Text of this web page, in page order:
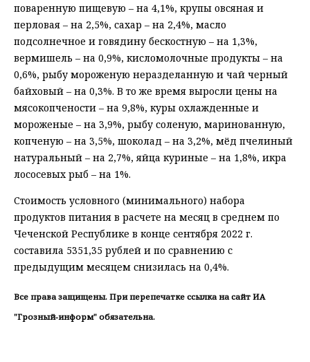
поваренную пищевую – на 4,1%, крупы овсяная и
перловая – на 2,5%, сахар – на 2,4%, масло
подсолнечное и говядину бескостную – на 1,3%,
вермишель – на 0,9%, кисломолочные продукты – на
0,6%, рыбу мороженую неразделанную и чай черный
байховый – на 0,3%. В то же время выросли цены на
мясокопчености – на 9,8%, куры охлажденные и
мороженые – на 3,9%, рыбу соленую, маринованную,
копченую – на 3,5%, шоколад – на 3,2%, мёд пчелиный
натуральный – на 2,7%, яйца куриные – на 1,8%, икра
лососевых рыб – на 1%.
Стоимость условного (минимального) набора
продуктов питания в расчете на месяц в среднем по
Чеченской Республике в конце сентября 2022 г.
составила 5351,35 рублей и по сравнению с
предыдущим месяцем снизилась на 0,4%.
Все права защищены. При перепечатке ссылка на сайт ИА
"Грозный-информ" обязательна.